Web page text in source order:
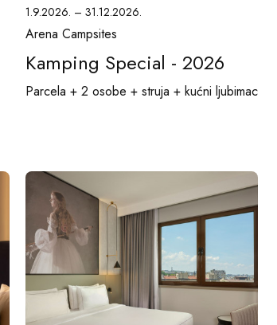
1.9.2026. – 31.12.2026.
Arena Campsites
Kamping Special - 2026
Parcela + 2 osobe + struja + kućni ljubimac